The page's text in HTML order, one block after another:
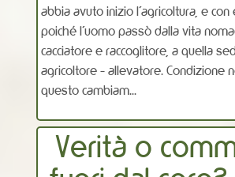
abbia avuto inizio l'agricoltura, e con
poiché l'uomo passò dalla vita
cacciatore e raccoglitore, a quella
agricoltore - allevatore. Condizione
questo cambiam...
Verità o